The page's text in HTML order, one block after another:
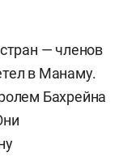
— членов
в Манаму.
Бахрейна